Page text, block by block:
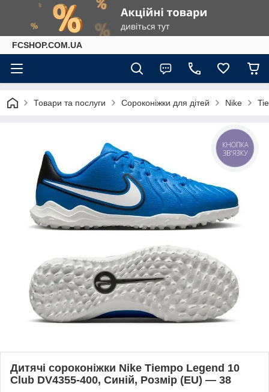
FCSHOP.COM.UA
Товари та послуги Сороконіжки для дітей Nike
Дитячі сороконіжки Nike Tiempo Legend 10
Club DV4355-400, Синій, Розмір (EU) — 38
КНОПКА
ЗВ'ЯЗКУ